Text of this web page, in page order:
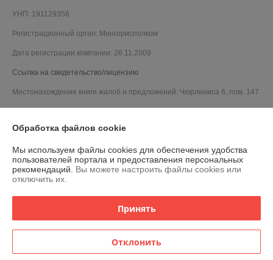
УНП: 191129356
Регистрационный орган: Мингорисполком
Дата регистрации компании: 26.11.2009
Ссылка на свидетельство/лицензию
Местонахождение книги жалоб и предложений: Чюрлениса 6, пом. 147
Обработка файлов cookie
Мы используем файлы cookies для обеспечения удобства
пользователей портала и предоставления персональных
рекомендаций. Вы можете настроить файлы cookies или
отключить их.
Принять
Отклонить